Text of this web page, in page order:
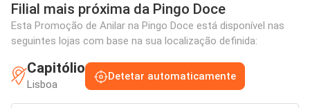
Filial mais próxima da Pingo Doce
Esta Promoção de Anilar na Pingo Doce está disponível nas
seguintes lojas com base na sua localização definida:
Capitólio
Lisboa
Detetar automaticamente